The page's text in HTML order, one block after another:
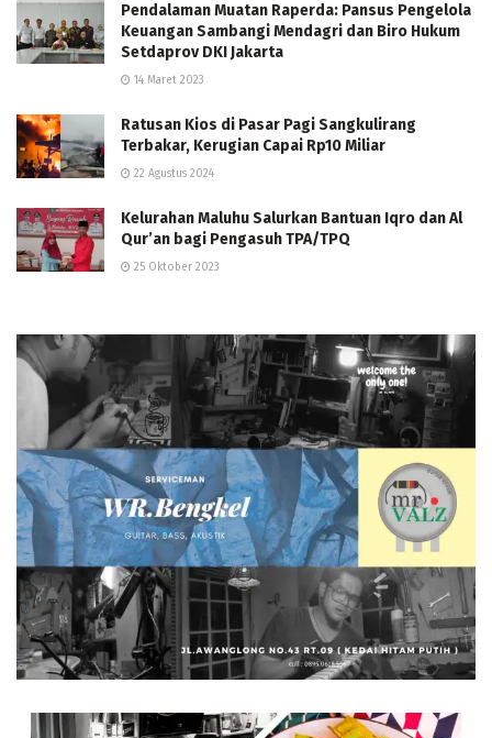
Pendalaman Muatan Raperda: Pansus Pengelola
Keuangan Sambangi Mendagri dan Biro Hukum
Setdaprov DKI Jakarta
14 Maret 2023
Ratusan Kios di Pasar Pagi Sangkulirang
Terbakar, Kerugian Capai Rp10 Miliar
22 Agustus 2024
Kelurahan Maluhu Salurkan Bantuan Iqro dan Al
Qur’an bagi Pengasuh TPA/TPQ
25 Oktober 2023